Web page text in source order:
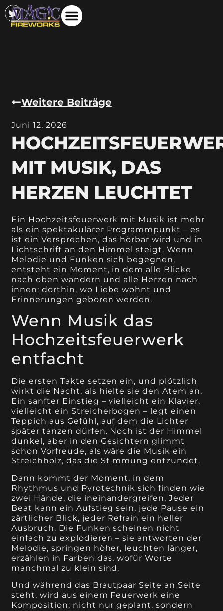
Weitere Beiträge
Juni 12, 2026
MIT MUSIK, DAS
HERZEN LEUCHTET
Ein Hochzeitsfeuerwerk mit Musik ist mehr
als ein spektakulärer Programmpunkt – es
ist ein Versprechen, das hörbar wird und in
Lichtschrift an den Himmel steigt. Wenn
Melodie und Funken sich begegnen,
entsteht ein Moment, in dem alle Blicke
nach oben wandern und alle Herzen nach
innen: dorthin, wo Liebe wohnt und
Erinnerungen geboren werden.
Wenn Musik das
Hochzeitsfeuerwerk
entfacht
Die ersten Takte setzen ein, und plötzlich
wirkt die Nacht, als hielte sie den Atem an.
Ein sanfter Einstieg – vielleicht ein Klavier,
vielleicht ein Streicherbogen – legt einen
Teppich aus Gefühl, auf dem die Lichter
später tanzen dürfen. Noch ist der Himmel
dunkel, aber in den Gesichtern glimmt
schon Vorfreude, als wäre die Musik ein
Streichholz, das die Stimmung entzündet.
Dann kommt der Moment, in dem
Rhythmus und Pyrotechnik sich finden wie
zwei Hände, die ineinandergreifen. Jeder
Beat kann ein Aufstieg sein, jede Pause ein
zärtlicher Blick, jeder Refrain ein heller
Ausbruch. Die Funken scheinen nicht
einfach zu explodieren – sie antworten der
Melodie, springen höher, leuchten länger,
erzählen in Farben das, wofür Worte
manchmal zu klein sind.
Und während das Brautpaar Seite an Seite
steht, wird aus einem Feuerwerk eine
Komposition: nicht nur geplant, sondern